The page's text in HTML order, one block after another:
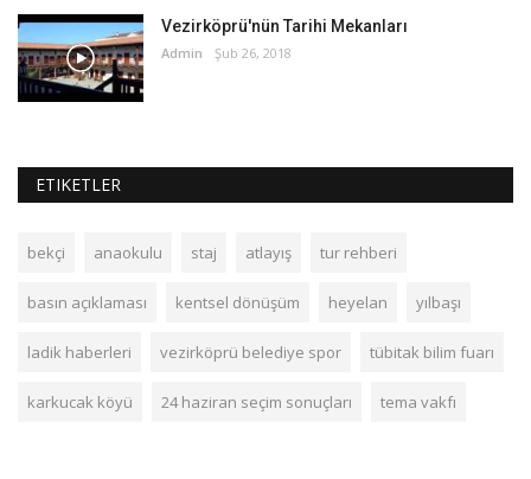
Vezirköprü'nün Tarihi Mekanları
Admin Şub 26, 2018
ETIKETLER
bekçi anaokulu staj atlayış tur rehberi
basın açıklaması kentsel dönüşüm heyelan yılbaşı
ladik haberleri vezirköprü belediye spor tübitak bilim fuarı
karkucak köyü 24 haziran seçim sonuçları tema vakfı